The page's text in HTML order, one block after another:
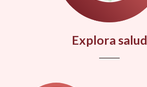
Explora salud